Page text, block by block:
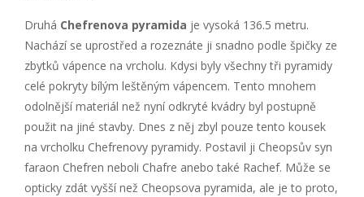
Druhá Chefrenova pyramida je vysoká 136.5 metru.
Nachází se uprostřed a rozeznáte ji snadno podle špičky ze
zbytků vápence na vrcholu. Kdysi byly všechny tři pyramidy
celé pokryty bílým leštěným vápencem. Tento mnohem
odolnější materiál než nyní odkryté kvádry byl postupně
použit na jiné stavby. Dnes z něj zbyl pouze tento kousek
na vrcholku Chefrenovy pyramidy. Postavil ji Cheopsův syn
faraon Chefren neboli Chafre anebo také Rachef. Může se
opticky zdát vyšší než Cheopsova pyramida, ale je to proto,